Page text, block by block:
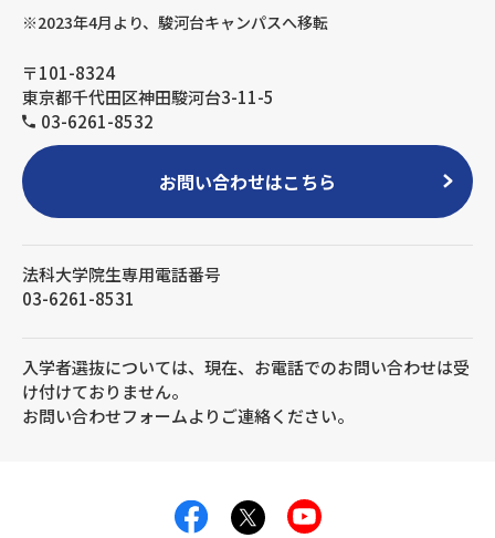
※2023年4月より、駿河台キャンパスへ移転
〒101-8324
東京都千代田区神田駿河台3-11-5
03-6261-8532
お問い合わせはこちら
法科大学院生専用電話番号
03-6261-8531
入学者選抜については、現在、お電話でのお問い合わせは受
け付けておりません。
お問い合わせフォームよりご連絡ください。